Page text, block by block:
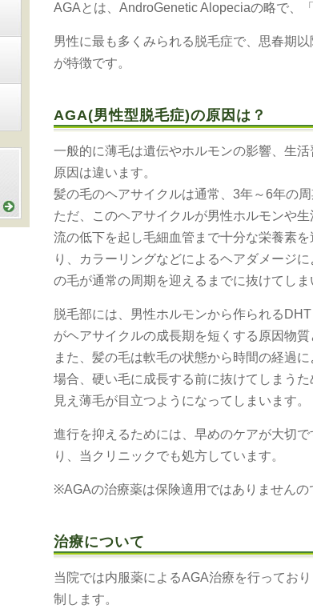
AGAとは、AndroGenetic Alopeciaの略で、
男性に最も多くみられる脱毛症で、思春期
が特徴です。
AGA(男性型脱毛症)の原因は？
一般的に薄毛は遺伝やホルモンの影響、生
原因は違います。
髪の毛のヘアサイクルは通常、3年～6年の周
ただ、このヘアサイクルが男性ホルモンや
流の低下を起し毛細血管まで十分な栄養素
り、カラーリングなどによるヘアダメージ
の毛が通常の周期を迎えるまでに抜けてしま
脱毛部には、男性ホルモンから作られる
がヘアサイクルの成長期を短くする原因物質
また、髪の毛は軟毛の状態から時間の経過
場合、硬い毛に成長する前に抜けてしまう
見え薄毛が目立つようになってしまいます。
進行を抑えるためには、早めのケアが大切
り、当クリニックでも処方しています。
※AGAの治療薬は保険適用ではありませんの
治療について
当院では内服薬によるAGA治療を行ってお
制します。